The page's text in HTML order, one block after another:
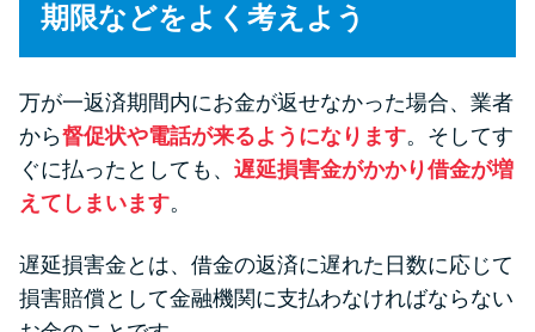
期限などをよく考えよう
万が一返済期間内にお金が返せなかった場合、業者
から督促状や電話が来るようになります。そしてす
ぐに払ったとしても、 遅延損害金がかかり借金が増
えてしまいます。
遅延損害金とは、借金の返済に遅れた日数に応じて
損害賠償として金融機関に支払わなければならない